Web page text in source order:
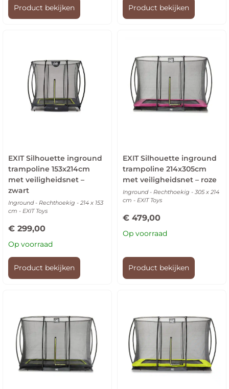
Product bekijken Product bekijken
EXIT Silhouette inground
trampoline 153x214cm
met veiligheidsnet –
zwart
Inground - Rechthoekig - 214 x 153
cm - EXIT Toys
€ 299,00
Op voorraad
Product bekijken
EXIT Silhouette inground
trampoline 214x305cm
met veiligheidsnet – roze
Inground - Rechthoekig - 305 x 214
cm - EXIT Toys
€ 479,00
Op voorraad
Product bekijken